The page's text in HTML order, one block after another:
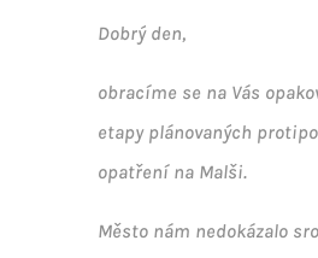
Dobrý den,
obracíme se na Vás
etapy plánovaných
opatření na Malši.
Město nám nedokázalo